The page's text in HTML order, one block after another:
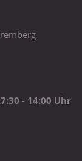
- 14:00 Uhr